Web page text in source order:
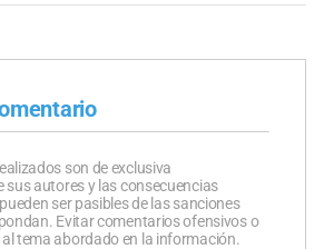
son de exclusiva
sus autores y las consecuencias
ser pasibles de las sanciones
Evitar comentarios ofensivos o
tema abordado en la información.